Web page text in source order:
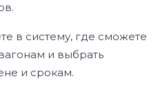
в систему, где сможете
и выбрать
и срокам.